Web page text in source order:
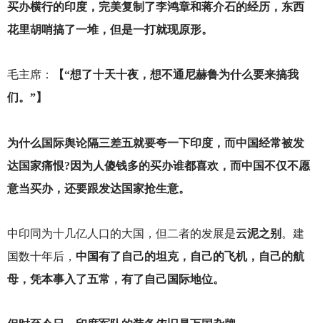
买办横行的印度，完美复制了李鸿章和蒋介石的经历，东西
花里胡哨搞了一堆，但是一打就现原形。
毛主席：
【“想了十天十夜，想不通尼赫鲁为什么要来搞我
们。”】
为什么国际舆论隔三差五就要夸一下印度，而中国经常被发
达国家痛恨?因为人傻钱多的买办谁都喜欢，而中国不仅不愿
意当买办，还要跟发达国家抢生意。
中印同为十几亿人口的大国，但二者的发展是云泥之别 。建
国数十年后， 中国有了自己的坦克，自己的飞机，自己的航
母，凭本事入了五常，有了自己国际地位。